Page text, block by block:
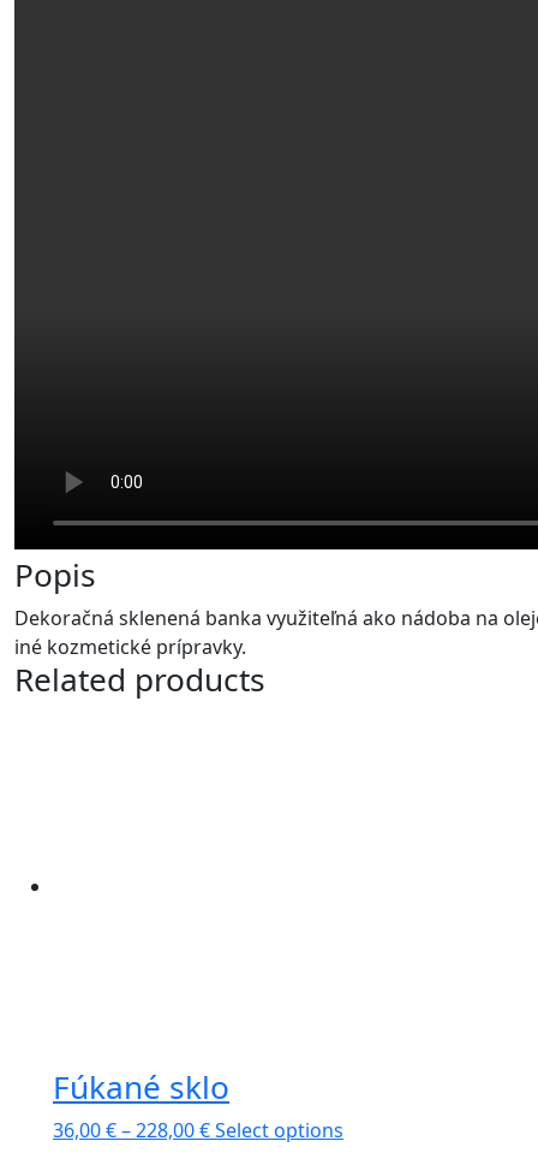
Popis
Dekoračná sklenená banka využiteľná ako nádoba na
iné kozmetické prípravky.
Related products
Fúkané sklo
36,00€–228,00€Select options